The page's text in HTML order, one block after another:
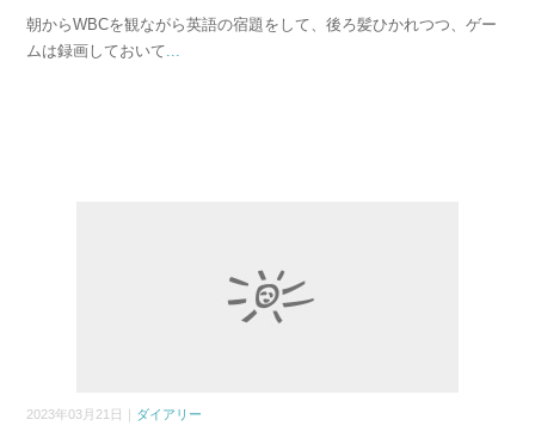
朝からWBCを観ながら英語の宿題をして、後ろ髪ひかれつつ、ゲー
ムは録画しておいて...
2023年03月21日｜ ダイアリー